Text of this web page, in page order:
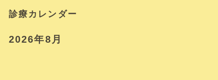
診療カレンダー
2026年8月